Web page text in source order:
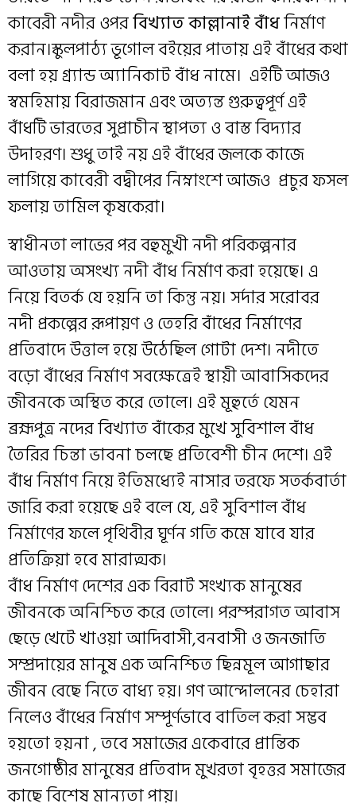
কাবেরী নদীর ওপরবিখ্যাত কাল্লানাই বাঁধনির্মাণ
করান।স্কুলপাঠ্য ভূগোল ব‌ইয়ের পাতায় এই বাঁধের কথা
বলা হয় গ্র্যান্ড অ্যানিকাট বাঁধ নামে। এইটি আজ‌ও
স্বমহিমায় বিরাজমান এবং অত্যন্ত গুরুত্বপূর্ণ এই
বাঁধটি ভারতের সুপ্রাচীন স্থাপত্য ও বাস্ত বিদ্যার
উদাহরণ। শুধু তাই নয় এই বাঁধের জলকে কাজে
লাগিয়ে কাবেরী বদ্বীপের নিম্নাংশে আজ‌ও প্রচুর ফসল
ফলায় তামিল কৃষকেরা।
স্বাধীনতা লাভের পর বহুমুখী নদী পরিকল্পনার
আওতায় অসংখ্য নদী বাঁধ নির্মাণ করা হয়েছে। এ
নিয়ে বিতর্ক যে হয়নি তা কিন্তু নয়। সর্দার সরোবর
নদী প্রকল্পের রূপায়ণ ও তেহরি বাঁধের নির্মাণের
প্রতিবাদে উত্তাল হয়ে উঠেছিল গোটা দেশ। নদীতে
বড়ো বাঁধের নির্মাণ সবক্ষেত্রেই স্থায়ী আবাসিকদের
জীবনকে অস্থিত করে তোলে। এই মূহুর্তে যেমন
ব্রহ্মপুত্র নদের বিখ্যাত বাঁকের মুখে সুবিশাল বাঁধ
তৈরির চিন্তা ভাবনা চলছে প্রতিবেশী চীন দেশে। এই
বাঁধ নির্মাণ নিয়ে ইতিমধ্যেই নাসার তরফে সতর্কবার্তা
জারি করা হয়েছে এই বলে যে, এই সুবিশাল বাঁধ
নির্মাণের ফলে পৃথিবীর ঘূর্ণন গতি কমে যাবে যার
প্রতিক্রিয়া হবে মারাত্মক।
বাঁধ নির্মাণ দেশের এক বিরাট সংখ্যক মানুষের
জীবনকে অনিশ্চিত করে তোলে। পরম্পরাগত আবাস
ছেড়ে খেটে খাওয়া আদিবাসী,বনবাসী ও জনজাতি
সম্প্রদায়ের মানুষ এক অনিশ্চিত ছিন্নমূল আগাছার
জীবন বেছে নিতে বাধ্য হয়। গণ আন্দোলনের চেহারা
নিলেও বাঁধের নির্মাণ সম্পূর্ণভাবে বাতিল করা সম্ভব
হয়তো হয়না , তবে সমাজের একেবারে প্রান্তিক
জনগোষ্ঠীর মানুষের প্রতিবাদ মুখরতা বৃহত্তর সমাজের
কাছে বিশেষ মান্যতা পায়।